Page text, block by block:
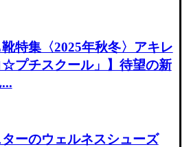
靴特集〈2025年秋冬〉アキレ
☆プチスクール」】待望の新
ーのウェルネスシューズ